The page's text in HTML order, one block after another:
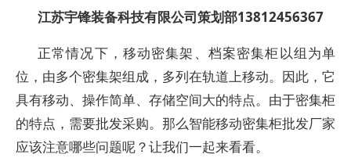
江苏宇锋装备科技有限公司策划部13812456367
正常情况下，移动密集架、档案密集柜以组为单
位，由多个密集架组成，多列在轨道上移动。因此，它
具有移动、操作简单、存储空间大的特点。由于密集柜
的特点，需要批发采购。那么智能移动密集柜批发厂家
应该注意哪些问题呢？让我们一起来看看。